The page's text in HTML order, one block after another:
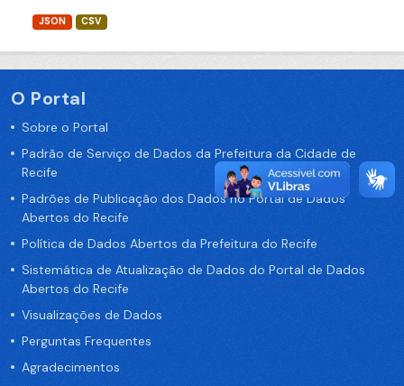
JSON CSV
O Portal
Sobre o Portal
Padrão de Serviço de Dados da Prefeitura da Cidade de
Recife
Padrões de Publicação dos Dados no Portal de Dados
Abertos do Recife
Política de Dados Abertos da Prefeitura do Recife
Sistemática de Atualização de Dados do Portal de Dados
Abertos do Recife
Visualizações de Dados
Perguntas Frequentes
Agradecimentos